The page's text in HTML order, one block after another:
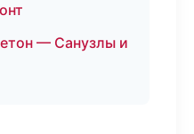
— Санузлы и